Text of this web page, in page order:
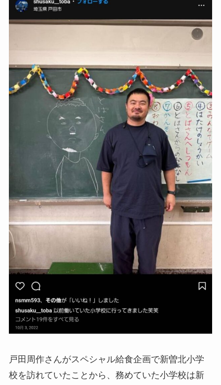
戸田周作さんがスペシャル給食企画で新曽北小学
校を訪れていたことから、務めていた小学校は新